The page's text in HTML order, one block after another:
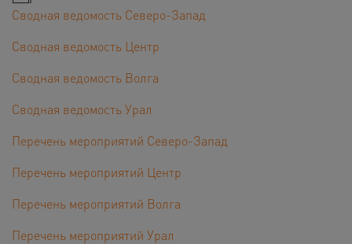
Сводная ведомость Северо-Запад
Сводная ведомость Центр
Сводная ведомость Волга
Сводная ведомость Урал
Перечень мероприятий Северо-Запад
Перечень мероприятий Центр
Перечень мероприятий Волга
Перечень мероприятий Урал